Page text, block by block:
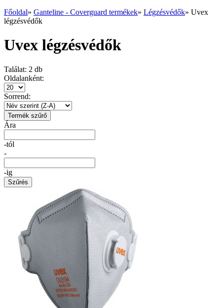
Főoldal» Ganteline - Coverguard termékek» Légzésvédők» Uvex
légzésvédők
Uvex légzésvédők
Találat: 2 db
Oldalanként:
Sorrend:
Termék szűrő
Ára
-tól
-
-ig